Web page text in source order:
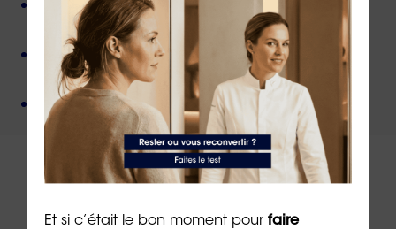
non-jugement,
Une méthode créée par
un docteur en
psychologie,
Un organisme de formation certifié QUALIOPI
Et si c’était le bon moment pour faire